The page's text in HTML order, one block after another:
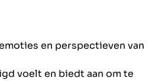
en perspectieven van
voelt en biedt aan om te